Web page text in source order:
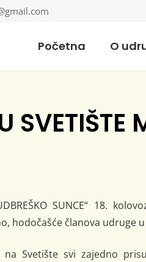
Početna O
SVETIŠTE
SUNCE“ 18.
hodočašće članova udruge
na Svetište svi zajedno